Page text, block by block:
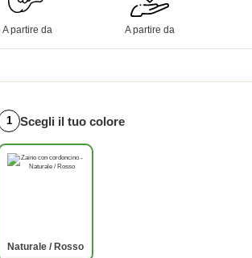
A partire da A partire da
1 Scegli il tuo colore
Naturale / Rosso